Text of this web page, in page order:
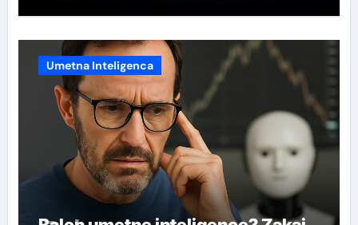
Umetna Inteligenca